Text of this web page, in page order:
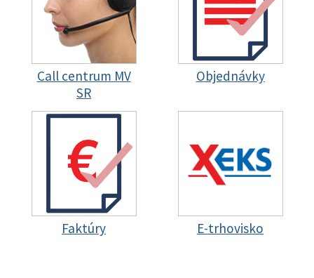
Call centrum MV
SR
Objednávky
Faktúry E-trhovisko